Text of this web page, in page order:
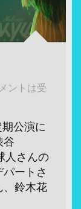
ントは受
公演に
谷
人さんの
ートさ
、鈴木花